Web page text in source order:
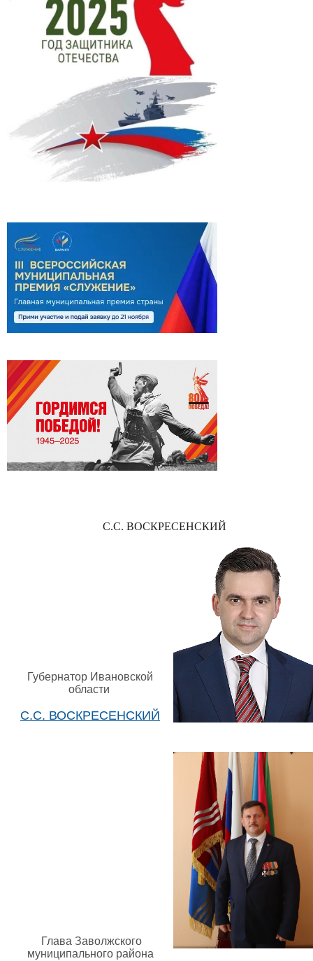
С.С. ВОСКРЕСЕНСКИЙ
Губернатор Ивановской
области
С.С. ВОСКРЕСЕНСКИЙ
Глава Заволжского
муниципального района